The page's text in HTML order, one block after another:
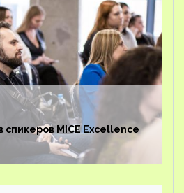
спикеров MICE Excellence